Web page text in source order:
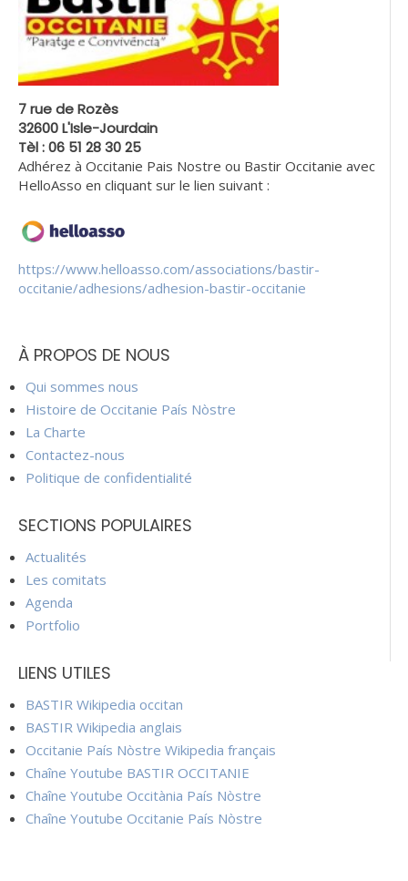
7 rue de Rozès
32600 L'Isle-Jourdain
Tèl : 06 51 28 30 25
Adhérez à Occitanie Pais Nostre ou Bastir Occitanie avec
HelloAsso en cliquant sur le lien suivant :
https://www.helloasso.com/associations/bastir-
occitanie/adhesions/adhesion-bastir-occitanie
À PROPOS DE NOUS
Qui sommes nous
Histoire de Occitanie País Nòstre
La Charte
Contactez-nous
Politique de confidentialité
SECTIONS POPULAIRES
Actualités
Les comitats
Agenda
Portfolio
LIENS UTILES
BASTIR Wikipedia occitan
BASTIR Wikipedia anglais
Occitanie País Nòstre Wikipedia français
Chaîne Youtube BASTIR OCCITANIE
Chaîne Youtube Occitània País Nòstre
Chaîne Youtube Occitanie País Nòstre